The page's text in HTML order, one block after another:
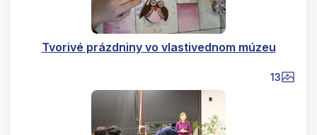
Tvorivé prázdniny vo vlastivednom múzeu
13